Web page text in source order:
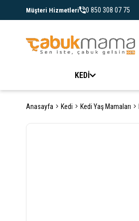
Müşteri Hizmetleri 0 850 308 07 75
KEDİ
Anasayfa Kedi Kedi Yaş Mamaları